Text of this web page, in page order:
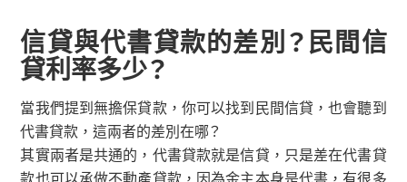
信貸與代書貸款的差別？民間信
貸利率多少？
當我們提到無擔保貸款，你可以找到民間信貸，也會聽到
代書貸款，這兩者的差別在哪？
其實兩者是共通的，代書貸款就是信貸，只是差在代書貸
款也可以承做不動產貸款，因為金主本身是代書，有很多